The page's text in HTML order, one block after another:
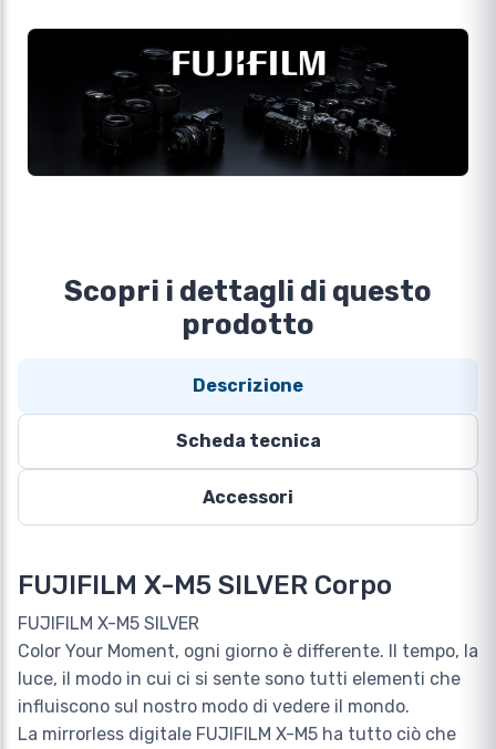
Scopri i dettagli di questo
prodotto
Descrizione
Scheda tecnica
Accessori
FUJIFILM X-M5 SILVER Corpo
FUJIFILM X-M5 SILVER
Color Your Moment, ogni giorno è differente. Il tempo, la
luce, il modo in cui ci si sente sono tutti elementi che
influiscono sul nostro modo di vedere il mondo.
La mirrorless digitale FUJIFILM X-M5 ha tutto ciò che